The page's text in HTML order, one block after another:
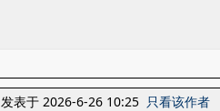
发表于 2026-6-26 10:25 只看该作者